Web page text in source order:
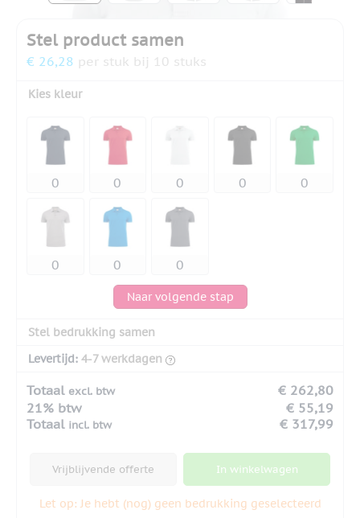
Stel product samen
€ 26,28 per stuk bij 10 stuks
Kies kleur
Naar volgende stap
Stel bedrukking samen
Levertijd: 4-7 werkdagen
Totaal excl. btw
€ 262,80
21% btw
€ 55,19
Totaal incl. btw € 317,99
Vrijblijvende offerte In winkelwagen
Let op: Je hebt (nog) geen bedrukking geselecteerd